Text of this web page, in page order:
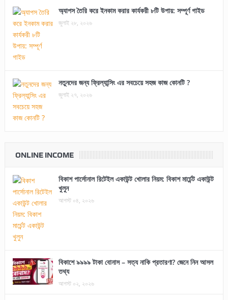
অ্যাপস তৈরি করে ইনকাম করার কার্যকরী ৮টি উপায়: সম্পূর্ণ গাইড
জুলাই ২৮, ২০২৬
নতুনদের জন্য ফ্রিল্যান্সিং এর সবচেয়ে সহজ কাজ কোনটি ?
জুলাই ২৭, ২০২৬
ONLINE INCOME
বিকাশ পার্সোনাল রিটেইল একাউন্ট খোলার নিয়ম: বিকাশ মার্চেন্ট একাউন্ট
খুলুন
আগস্ট ০৪, ২০২৬
বিকাশে ৯৯৯৯ টাকা বোনাস – সত্য নাকি প্রতারণা? জেনে নিন আসল
তথ্য
আগস্ট ০২, ২০২৬